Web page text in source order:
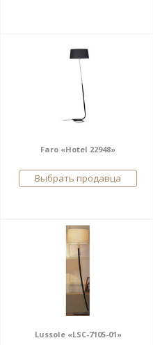
Faro «Hotel 22948»
Выбрать продавца
Lussole «LSC-7105-01»